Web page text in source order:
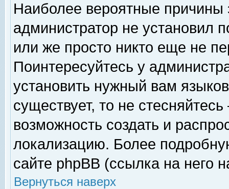
Наиболее вероятные причины
администратор не установил
или же просто никто еще не
Поинтересуйтесь у
установить нужный вам
существует, то не
возможность создать и
локализацию. Более
сайте phpBB (ссылка на него
Вернуться наверх